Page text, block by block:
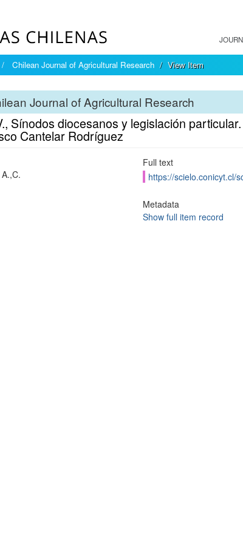
Chilean Journal of Agricultural Research View Item
Journal of Agricultural Research
Sínodos diocesanos y legislación
Cantelar Rodríguez
Full text
https://scielo.conicyt.cl/
Metadata
Show full item record